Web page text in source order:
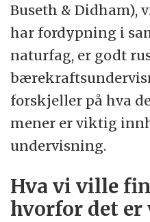
Buseth & Didham),
har fordypning i
naturfag, er godt
forskjeller på hva
mener er viktig
undervisning.
Hva vi ville
hvorfor det